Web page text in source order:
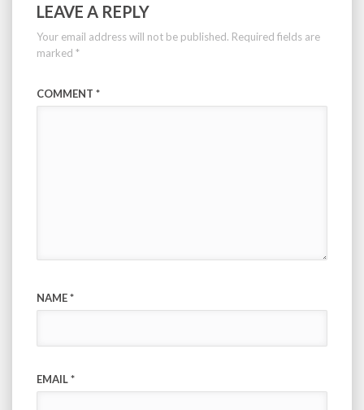
LEAVE A REPLY
Your email address will not be published. Required fields are
marked *
COMMENT *
NAME*
EMAIL*